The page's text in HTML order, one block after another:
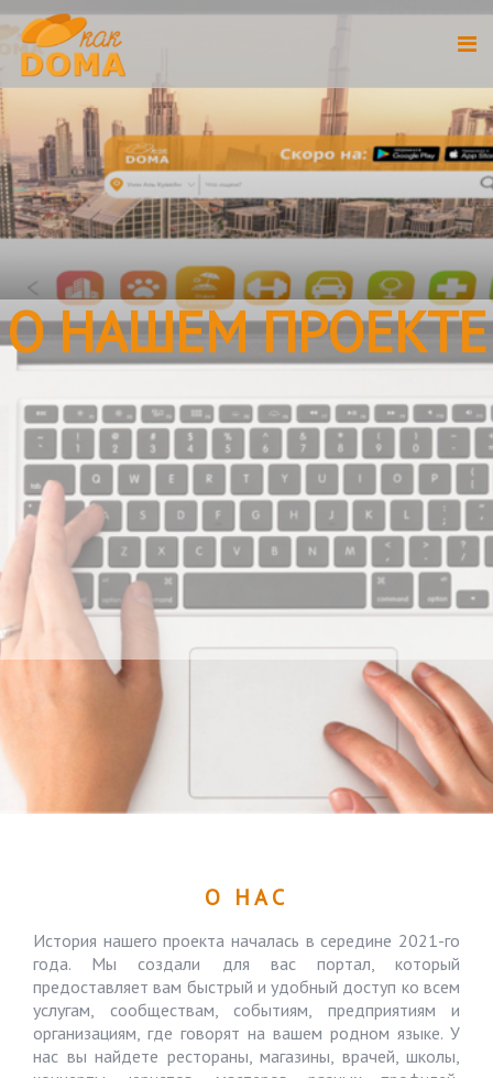
О НАШЕМ ПРОЕКТЕ
О НАС
История нашего проекта началась в середине 2021-го
года. Мы создали для вас портал, который
предоставляет вам быстрый и удобный доступ ко всем
услугам, сообществам, событиям, предприятиям и
организациям, где говорят на вашем родном языке. У
нас вы найдете рестораны, магазины, врачей, школы,